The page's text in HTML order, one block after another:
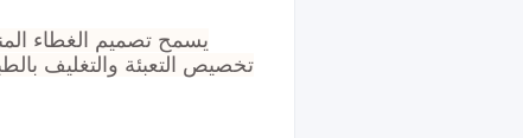
يسمح تصميم الغطاء
تخصيص التعبئة والتغليف